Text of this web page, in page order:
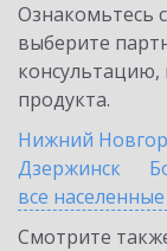
Ознакомьтесь
выберите
продукта.
Нижний
Дзержинск
все населенные
Смотрите